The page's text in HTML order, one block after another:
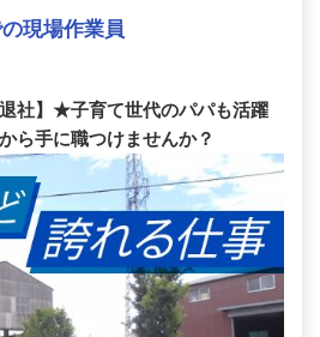
現場作業員
退社】★子育て世代のパパも活躍
ら手に職つけませんか？